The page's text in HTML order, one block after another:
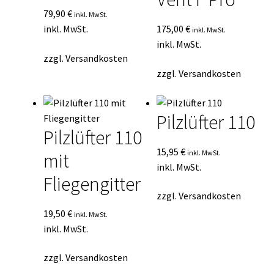
79,90 € inkl. MwSt.
inkl. MwSt.
zzgl. Versandkosten
175,00€ inkl. MwSt.
inkl. MwSt.
zzgl.Versandkosten
Pilzlüfter 110
mit
Fliegengitter
19,50 € inkl. MwSt.
inkl. MwSt.
zzgl. Versandkosten
Pilzlüfter 110
15,95€ inkl. MwSt.
inkl. MwSt.
zzgl.Versandkosten